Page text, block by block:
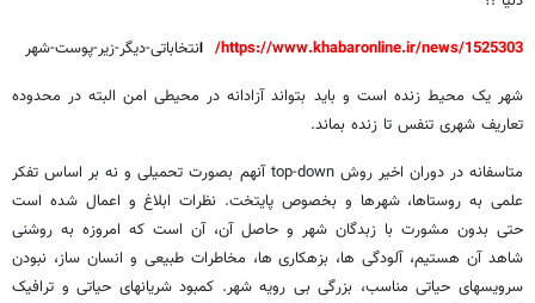
https://www.khabaronline.ir/news/1525303/
انتخاباتی-دیگر-زیر-پوست-شهر
شهر یک محیط زنده است و باید بتواند آزادانه در محیطی امن البته در محدوده
تعاریف شهری تنفس تا زنده بماند.
متاسفانه در دوران اخیر روش top-down آنهم بصورت تحمیلی و نه بر اساس تفکر
علمی به روستاها، شهرها و بخصوص پایتخت. نظرات ابلاغ و اعمال شده است
حتی بدون مشورت با زبدگان شهر و حاصل آن، آن است که امروزه به روشنی
شاهد آن هستیم، آلودگی ها، بزهکاری ها، مخاطرات طبیعی و انسان ساز، نبودن
سرویسهای حیاتی مناسب، بزرگی بی رویه شهر. کمبود شریانهای حیاتی و ترافیک